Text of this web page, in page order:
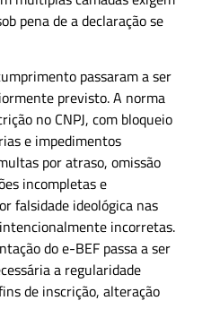
pena de a declaração se
passaram a ser
previsto. A norma
no CNPJ, com bloqueio
e impedimentos
por atraso, omissão
incompletas e
falsidade ideológica nas
incorretas.
do e-BEF passa a ser
a regularidade
de inscrição, alteração